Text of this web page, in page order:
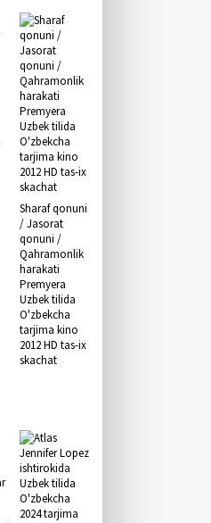
Sharaf qonuni
/ Jasorat
qonuni /
Qahramonlik
harakati
Premyera
Uzbek tilida
O'zbekcha
tarjima kino
2012 HD tas-ix
skachat